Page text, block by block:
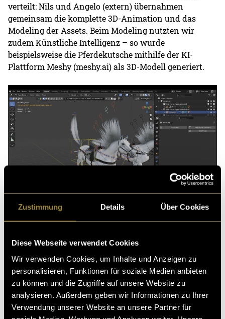
Zustimmung Details Über Cookies
Diese Webseite verwendet Cookies
Wir verwenden Cookies, um Inhalte und Anzeigen zu
personalisieren, Funktionen für soziale Medien anbieten
zu können und die Zugriffe auf unsere Website zu
analysieren. Außerdem geben wir Informationen zu Ihrer
Verwendung unserer Website an unsere Partner für
verteilt: Nils und Angelo (extern) übernahmen
gemeinsam die komplette 3D-Animation und das
Modeling der Assets. Beim Modeling nutzten wir
zudem Künstliche Intelligenz – so wurde
beispielsweise die Pferdekutsche mithilfe der KI-
Plattform Meshy (meshy.ai) als 3D-Modell generiert.
Len fokussierte sich auf die visuelle und auditive
Ausgestaltung. Das umfasste die Art Direction sowie
das detaillierte Lighting direkt in Blender, um die
richtige Stimmung für die luxuriöse Brand-Ästhetik zu
setzen. Nach dem Rendering in Blender ging es in die